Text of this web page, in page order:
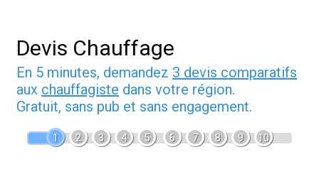
Devis Chauffage
En 5 minutes, demandez 3 devis comparatifs
aux chauffagiste dans votre région.
Gratuit, sans pub et sans engagement.
1 2 3 4 5 6 7 8 9 10